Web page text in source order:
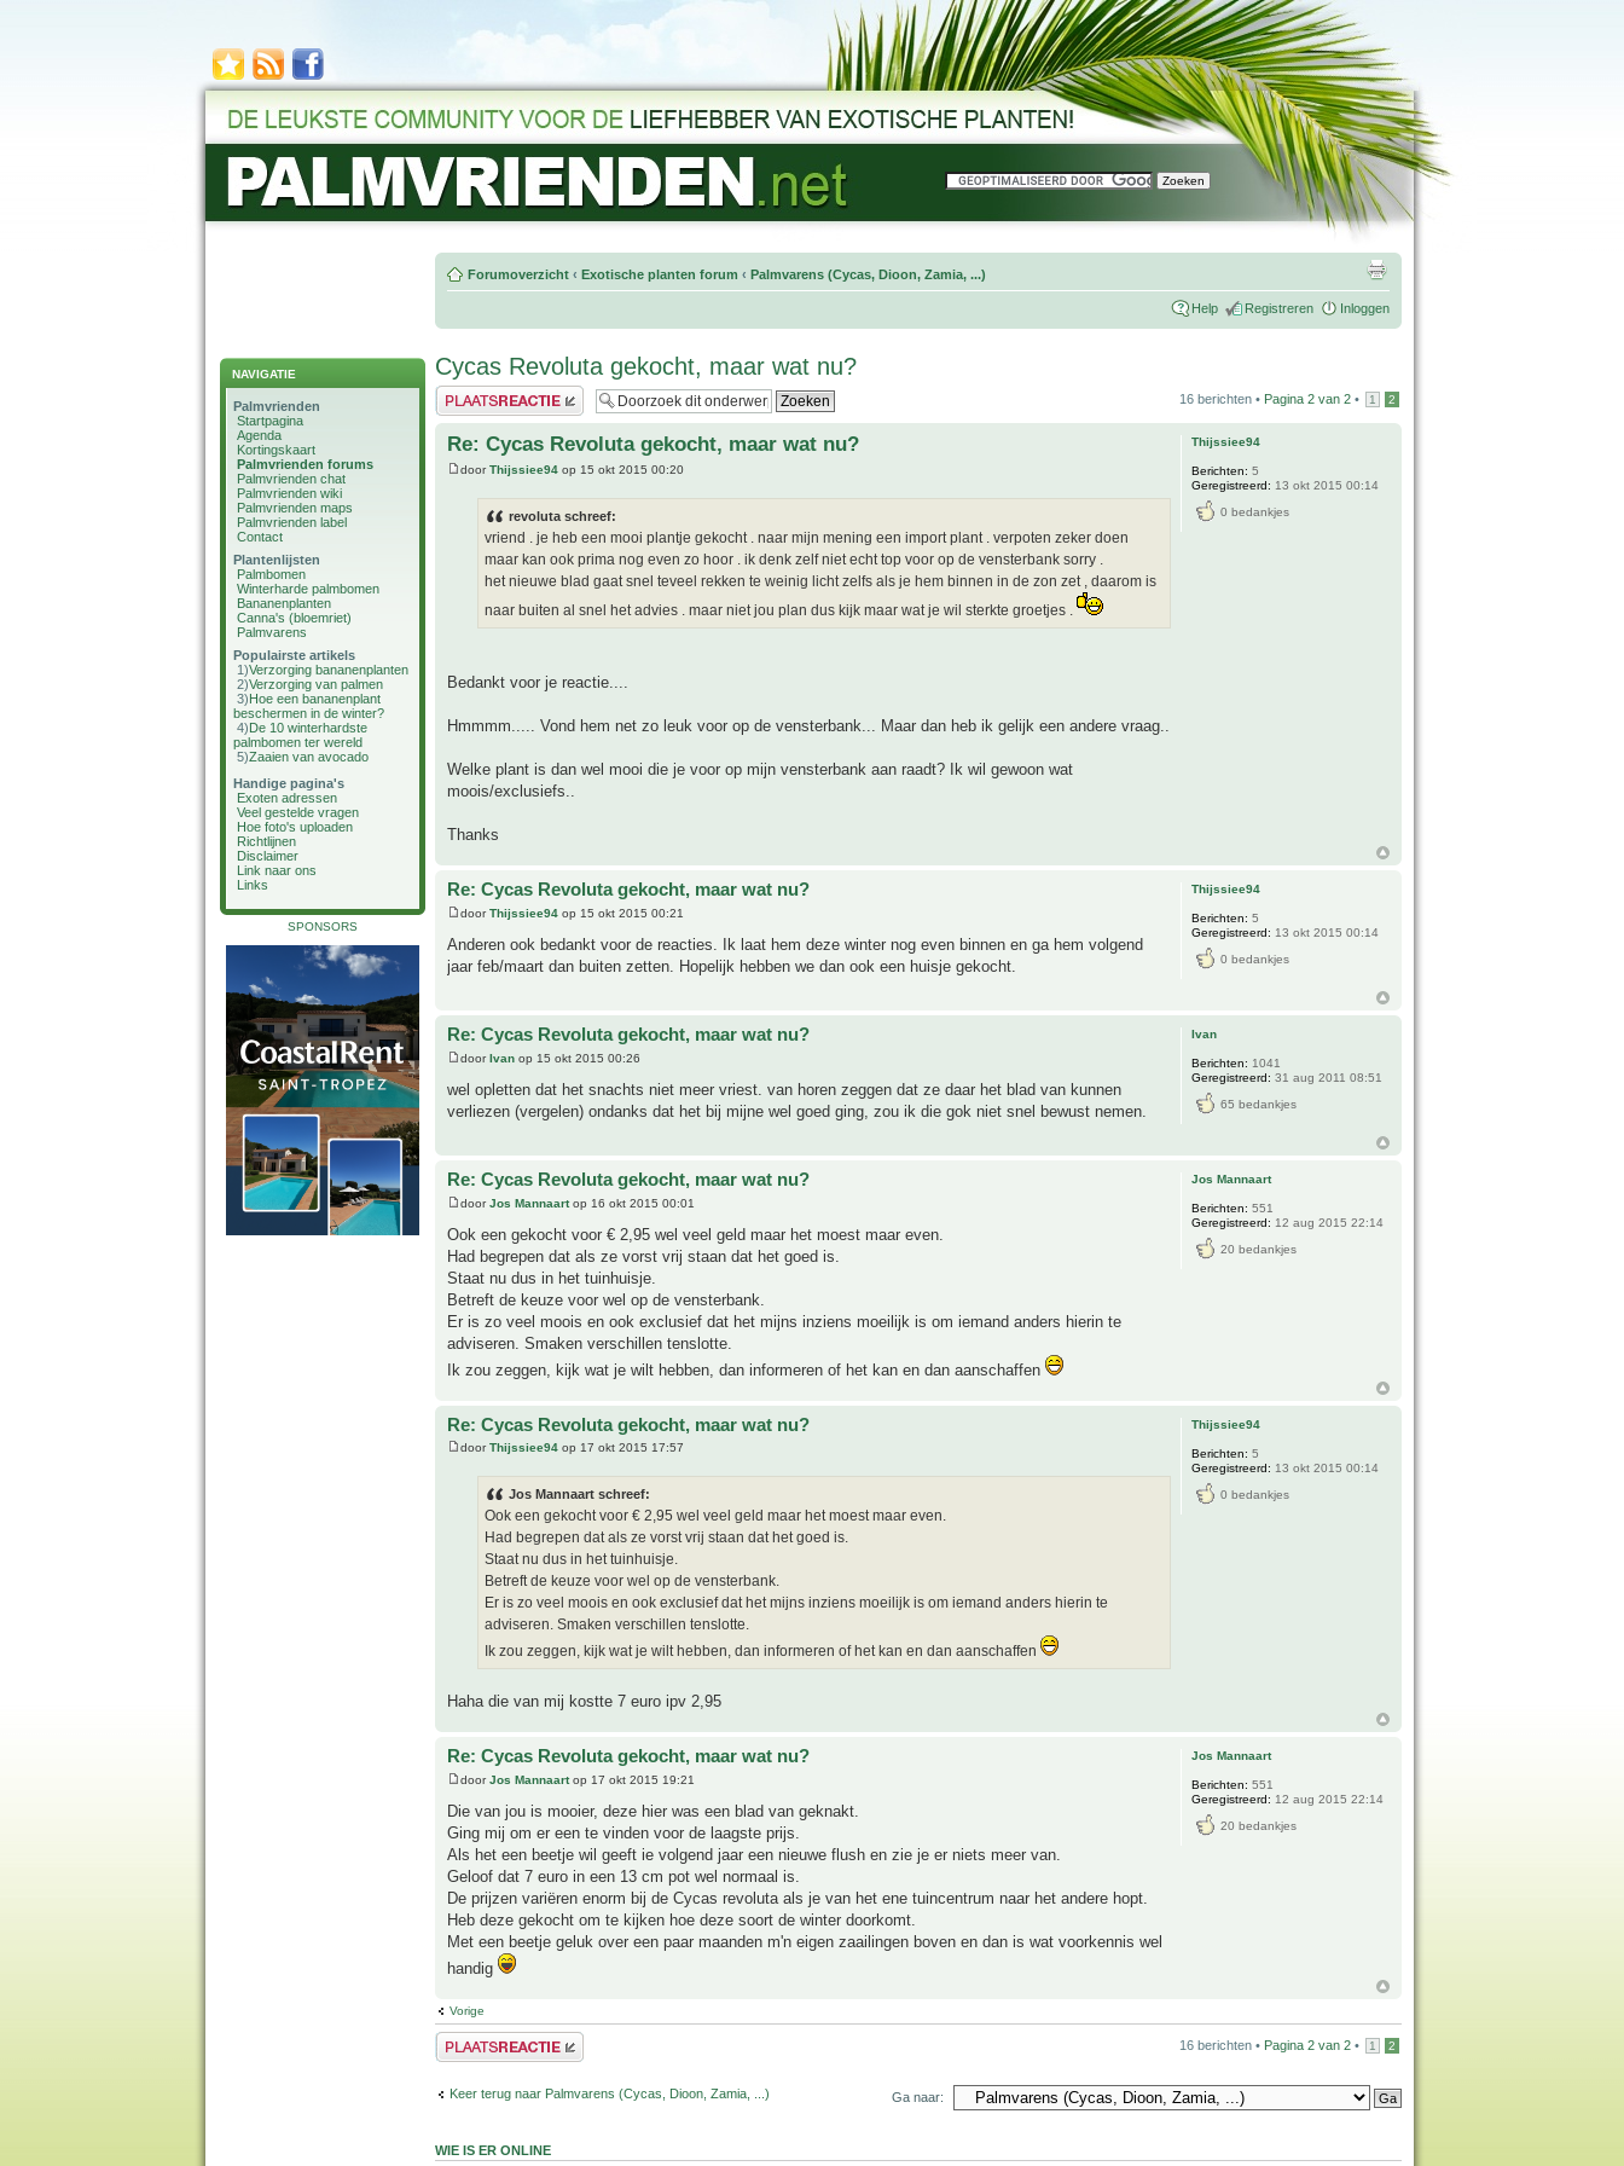
NAVIGATIE
Palmvrienden
Startpagina
Agenda
Kortingskaart
Palmvrienden forums
Palmvrienden chat
Palmvrienden wiki
Palmvrienden maps
Palmvrienden label
Contact
Plantenlijsten
Palmbomen
Winterharde palmbomen
Bananenplanten
Canna's (bloemriet)
Palmvarens
Populairste artikels
1)Verzorging bananenplanten
2)Verzorging van palmen
3)Hoe een bananenplant
beschermen in de winter?
4)De 10 winterhardste
palmbomen ter wereld
5)Zaaien van avocado
Handige pagina's
Exoten adressen
Veel gestelde vragen
Hoe foto's uploaden
Richtlijnen
Disclaimer
Link naar ons
Links
SPONSORS
Forumoverzicht ‹ Exotische planten forum ‹ Palmvarens (Cycas, Dioon, Zamia, ...)
Help Registreren Inloggen
Cycas Revoluta gekocht, maar wat nu?
Plaats een reactie 16 berichten • Pagina 2 van 2 • 1 2
Re: Cycas Revoluta gekocht, maar wat nu?
doorThijssiee94 op 15 okt 2015 00:20
revoluta schreef:
vriend . je heb een mooi plantje gekocht . naar mijn mening een import plant . verpoten zeker doen
maar kan ook prima nog even zo hoor . ik denk zelf niet echt top voor op de vensterbank sorry .
het nieuwe blad gaat snel teveel rekken te weinig licht zelfs als je hem binnen in de zon zet , daarom is
naar buiten al snel het advies . maar niet jou plan dus kijk maar wat je wil sterkte groetjes .
Bedankt voor je reactie....
Hmmmm..... Vond hem net zo leuk voor op de vensterbank... Maar dan heb ik gelijk een andere vraag..
Welke plant is dan wel mooi die je voor op mijn vensterbank aan raadt? Ik wil gewoon wat
moois/exclusiefs..
Thanks
Thijssiee94
Berichten: 5
Geregistreerd: 13 okt 2015 00:14
0 bedankjes
Re: Cycas Revoluta gekocht, maar wat nu?
doorThijssiee94 op 15 okt 2015 00:21
Anderen ook bedankt voor de reacties. Ik laat hem deze winter nog even binnen en ga hem volgend
jaar feb/maart dan buiten zetten. Hopelijk hebben we dan ook een huisje gekocht.
Thijssiee94
Berichten: 5
Geregistreerd: 13 okt 2015 00:14
0 bedankjes
Re: Cycas Revoluta gekocht, maar wat nu?
doorIvan op 15 okt 2015 00:26
wel opletten dat het snachts niet meer vriest. van horen zeggen dat ze daar het blad van kunnen
verliezen (vergelen) ondanks dat het bij mijne wel goed ging, zou ik die gok niet snel bewust nemen.
Ivan
Berichten: 1041
Geregistreerd: 31 aug 2011 08:51
65 bedankjes
Re: Cycas Revoluta gekocht, maar wat nu?
doorJos Mannaartop 16 okt 2015 00:01
Ook een gekocht voor € 2,95 wel veel geld maar het moest maar even.
Had begrepen dat als ze vorst vrij staan dat het goed is.
Staat nu dus in het tuinhuisje.
Betreft de keuze voor wel op de vensterbank.
Er is zo veel moois en ook exclusief dat het mijns inziens moeilijk is om iemand anders hierin te
adviseren. Smaken verschillen tenslotte.
Ik zou zeggen, kijk wat je wilt hebben, dan informeren of het kan en dan aanschaffen
Jos Mannaart
Berichten: 551
Geregistreerd: 12 aug 2015 22:14
20 bedankjes
Re: Cycas Revoluta gekocht, maar wat nu?
doorThijssiee94 op 17 okt 2015 17:57
Jos Mannaart schreef:
Ook een gekocht voor € 2,95 wel veel geld maar het moest maar even.
Had begrepen dat als ze vorst vrij staan dat het goed is.
Staat nu dus in het tuinhuisje.
Betreft de keuze voor wel op de vensterbank.
Er is zo veel moois en ook exclusief dat het mijns inziens moeilijk is om iemand anders hierin te
adviseren. Smaken verschillen tenslotte.
Ik zou zeggen, kijk wat je wilt hebben, dan informeren of het kan en dan aanschaffen
Haha die van mij kostte 7 euro ipv 2,95
Thijssiee94
Berichten: 5
Geregistreerd: 13 okt 2015 00:14
0 bedankjes
Re: Cycas Revoluta gekocht, maar wat nu?
doorJos Mannaartop 17 okt 2015 19:21
Die van jou is mooier, deze hier was een blad van geknakt.
Ging mij om er een te vinden voor de laagste prijs.
Als het een beetje wil geeft ie volgend jaar een nieuwe flush en zie je er niets meer van.
Geloof dat 7 euro in een 13 cm pot wel normaal is.
De prijzen variëren enorm bij de Cycas revoluta als je van het ene tuincentrum naar het andere hopt.
Heb deze gekocht om te kijken hoe deze soort de winter doorkomt.
Met een beetje geluk over een paar maanden m'n eigen zaailingen boven en dan is wat voorkennis wel
handig
Jos Mannaart
Berichten: 551
Geregistreerd: 12 aug 2015 22:14
20 bedankjes
Vorige
Plaats een reactie 16 berichten • Pagina 2 van 2 • 1 2
Keer terug naar Palmvarens (Cycas, Dioon, Zamia, ...) Ga naar:
WIE IS ER ONLINE